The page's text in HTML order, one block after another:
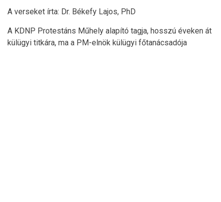
A verseket írta: Dr. Békefy Lajos, PhD
A KDNP Protestáns Műhely alapító tagja, hosszú éveken át
külügyi titkára, ma a PM-elnök külügyi főtanácsadója